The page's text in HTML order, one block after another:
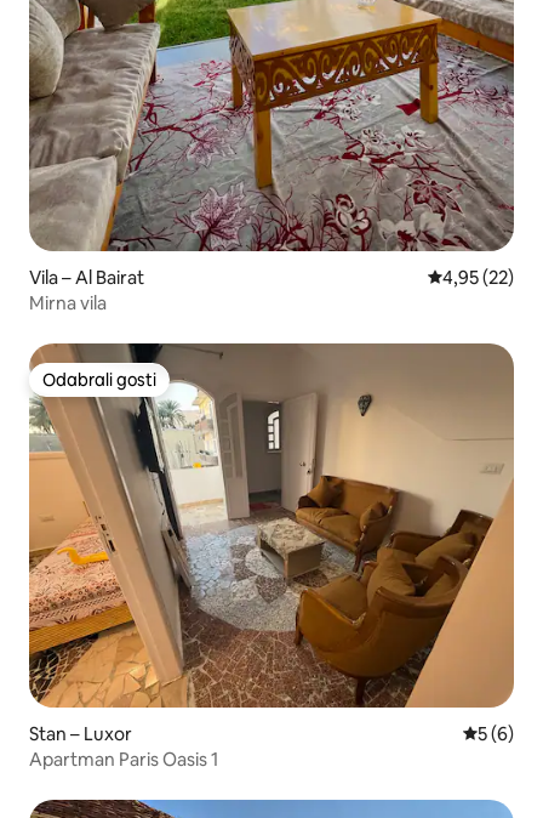
Vila – Al Bairat Prosječna
4,95 (22)
Mirna vila
Odabrali gosti
Odabrali gosti
Stan – Luxor
5 (6)
Apartman Paris Oasis 1